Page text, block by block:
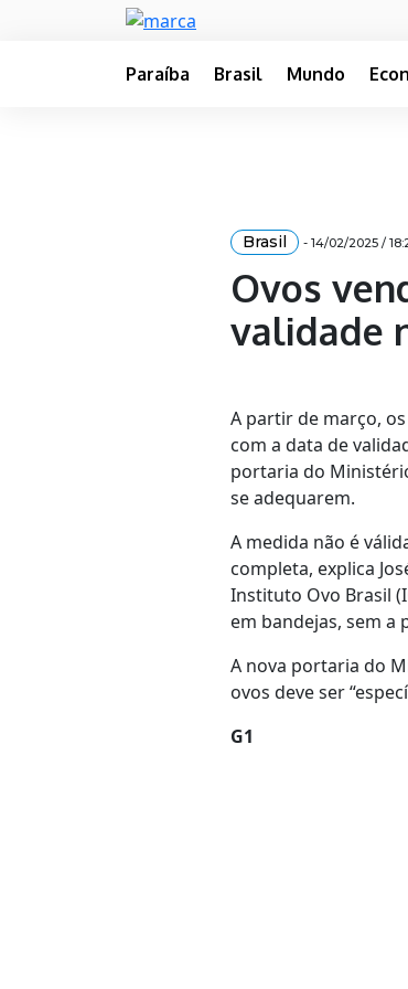
Paraíba Brasil Mundo
Brasil - 14/02/2025 /
Ovos
validade
A partir de março,
com a data de
portaria do
se adequarem.
A medida não é
completa, explica
Instituto Ovo Brasil
em bandejas, sem a
A nova portaria do
ovos deve ser
G1